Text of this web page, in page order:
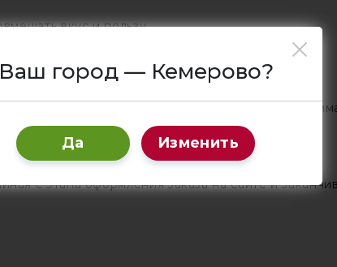
вкус и пользу.
начинку по своему вкусу и желанию, но и
всегда приятно, потому что мы:
– всегда свежих и натуральных;
и заявленным вкусовым качествам;
с этапа оформления заказа на сайте и
Ваш город — Кемерово?
Да Изменить